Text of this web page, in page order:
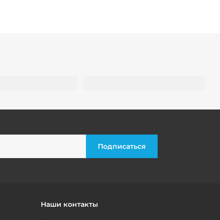
Наши контакты